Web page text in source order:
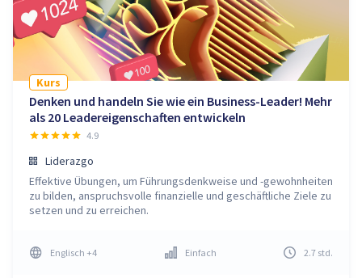
Kurs
Denken und handeln Sie wie ein Business-Leader! Mehr
als 20 Leadereigenschaften entwickeln
4.9
Liderazgo
Effektive Übungen, um Führungsdenkweise und -gewohnheiten
zu bilden, anspruchsvolle finanzielle und geschäftliche Ziele zu
setzen und zu erreichen.
Englisch +4 Einfach 2.7 std.